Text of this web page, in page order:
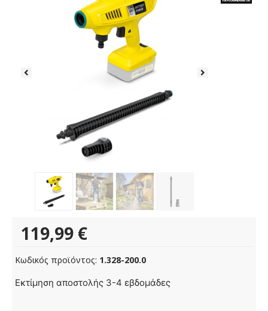
119,99 €
Κωδικός προϊόντος: 1.328-200.0
Εκτίμηση αποστολής 3-4 εβδομάδες